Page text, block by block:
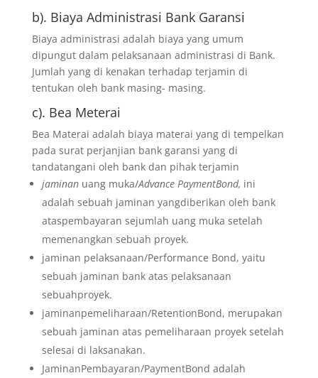
b). Biaya Administrasi Bank Garansi
Biaya administrasi adalah biaya yang umum
dipungut dalam pelaksanaan administrasi di Bank.
Jumlah yang di kenakan terhadap terjamin di
tentukan oleh bank masing- masing.
c). Bea Meterai
Bea Materai adalah biaya materai yang di tempelkan
pada surat perjanjian bank garansi yang di
tandatangani oleh bank dan pihak terjamin
jaminan uang muka/Advance PaymentBond, ini
adalah sebuah jaminan yangdiberikan oleh bank
ataspembayaran sejumlah uang muka setelah
memenangkan sebuah proyek.
jaminan pelaksanaan/Performance Bond, yaitu
sebuah jaminan bank atas pelaksanaan
sebuahproyek.
jaminanpemeliharaan/RetentionBond, merupakan
sebuah jaminan atas pemeliharaan proyek setelah
selesai di laksanakan.
JaminanPembayaran/PaymentBond adalah